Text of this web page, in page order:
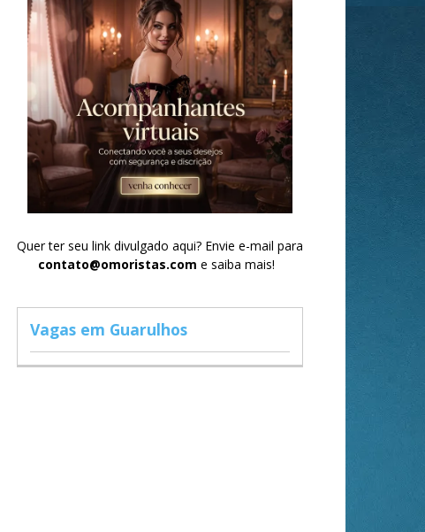
Quer ter seu link divulgado aqui? Envie e-mail para
contato@omoristas.com e saiba mais!
Vagas em Guarulhos